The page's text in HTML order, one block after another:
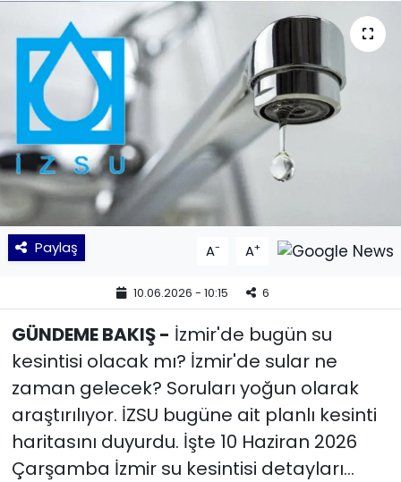
Paylaş A- A+
10.06.2026 - 10:15 6
GÜNDEME BAKIŞ - İzmir'de bugün su
kesintisi olacak mı? İzmir'de sular ne
zaman gelecek? Soruları yoğun olarak
araştırılıyor. İZSU bugüne ait planlı kesinti
haritasını duyurdu. İşte 10 Haziran 2026
Çarşamba İzmir su kesintisi detayları...
POLİTİKA
SAĞLIK
Siyaset
SPOR
TEKNOLOJİ
Yaşam
YEREL POLİTİKA
YEREL YÖNETİMLER
Yurt